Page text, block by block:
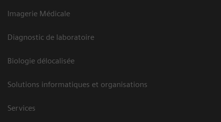
Imagerie Médicale
Diagnostic de laboratoire
Biologie délocalisée
Solutions informatiques et organisations
Services